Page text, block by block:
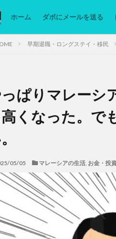
ホーム ダボにメールを送る
早期退職・ロングステイ・移民
ぱりマレーシ
高くなった。で
05/05 マレーシアの生活, お金・投
カテ
低